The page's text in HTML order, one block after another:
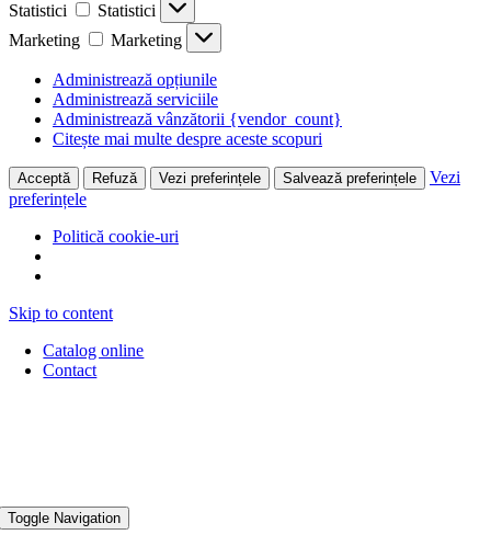
Statistici
Statistici
Marketing
Marketing
Administrează opțiunile
Administrează serviciile
Administrează vânzătorii {vendor_count}
Citește mai multe despre aceste scopuri
Acceptă Refuză Vezi preferințele Salvează preferințele
Vezi
preferințele
Politică cookie-uri
Skip to content
Catalog online
Contact
Toggle Navigation